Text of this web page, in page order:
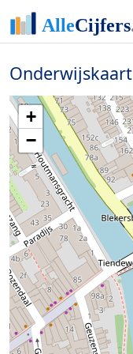
Onderwijskaart
+
−